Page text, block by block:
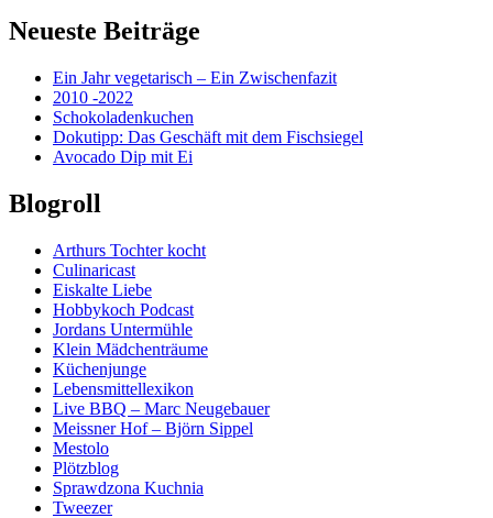
Neueste Beiträge
Ein Jahr vegetarisch – Ein Zwischenfazit
2010 -2022
Schokoladenkuchen
Dokutipp: Das Geschäft mit dem Fischsiegel
Avocado Dip mit Ei
Blogroll
Arthurs Tochter kocht
Culinaricast
Eiskalte Liebe
Hobbykoch Podcast
Jordans Untermühle
Klein Mädchenträume
Küchenjunge
Lebensmittellexikon
Live BBQ – Marc Neugebauer
Meissner Hof – Björn Sippel
Mestolo
Plötzblog
Sprawdzona Kuchnia
Tweezer